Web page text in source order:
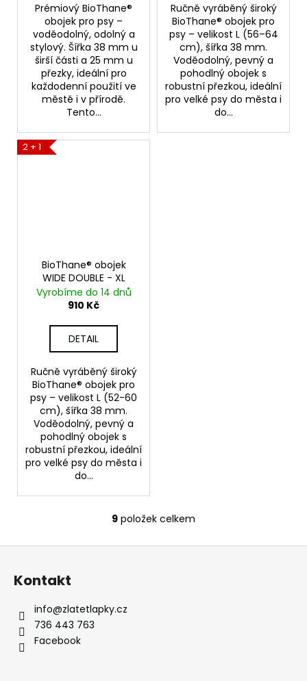
Prémiový BioThane®
obojek pro psy –
voděodolný, odolný a
stylový. Šířka 38 mm u
širší části a 25 mm u
přezky, ideální pro
každodenní použití ve
městě i v přírodě.
Tento...
Ručně vyráběný široký
BioThane® obojek pro
psy – velikost L (56–64
cm), šířka 38 mm.
Voděodolný, pevný a
pohodlný obojek s
robustní přezkou, ideální
pro velké psy do města i
do...
2 + 1
BioThane® obojek
WIDE DOUBLE - XL
Vyrobíme do 14 dnů
910 Kč
DETAIL
Ručně vyráběný široký
BioThane® obojek pro
psy – velikost L (52-60
cm), šířka 38 mm.
Voděodolný, pevný a
pohodlný obojek s
robustní přezkou, ideální
pro velké psy do města i
do...
O
v
9 položek celkem
Z
Kontakt
info@zlatetlapky.cz
736 443 763
Facebook